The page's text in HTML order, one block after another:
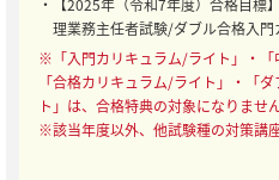
・【2025年（令和7年度）合格目標
理業務主任者試験/ダブル合格入
※「入門カリキュラム/ライト」・「
「合格カリキュラム/ライト」・「
ト」は、合格特典の対象になりません
※該当年度以外、他試験種の対策講座